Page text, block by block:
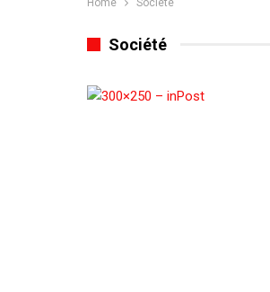
Home Société
Société